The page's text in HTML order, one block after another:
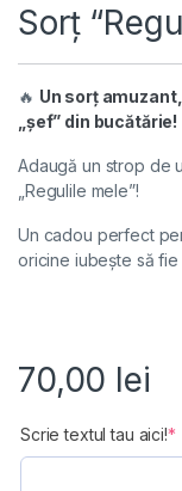
Sorț
🔥 Un sorț
„șef” din bucătărie!
Adaugă un strop de
„Regulile mele”!
Un cadou perfect
oricine iubește să fie
70,00 lei
Scrie textul tau aici!*